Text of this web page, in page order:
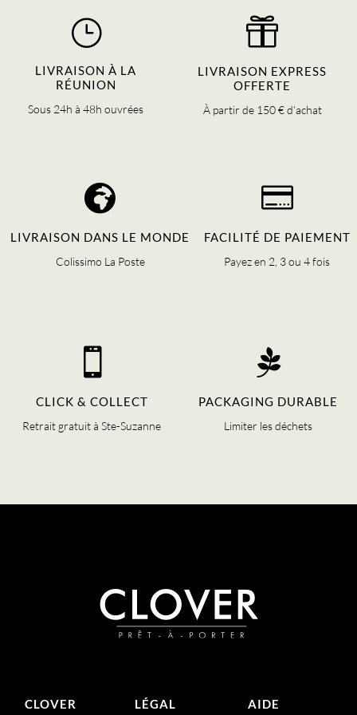
du
}
LIVRAISON À LA
RÉUNION
Sous 24h à 48h ouvrées

LIVRAISON EXPRESS
OFFERTE
À partir de 150 € d’achat

LIVRAISON DANS LE MONDE
Colissimo La Poste

FACILITÉ DE PAIEMENT
Payez en 2, 3 ou 4 fois

CLICK & COLLECT
Retrait gratuit à Ste-Suzanne

PACKAGING DURABLE
Limiter les déchets
CLOVER LÉGAL AIDE